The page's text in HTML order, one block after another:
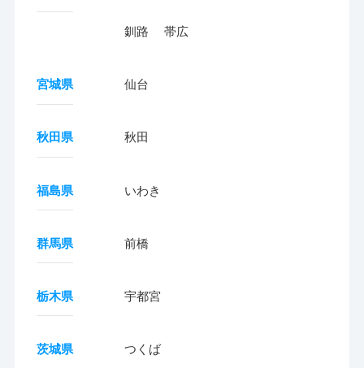
釧路 帯広
宮城県 仙台
秋田県 秋田
福島県 いわき
群馬県 前橋
栃木県 宇都宮
茨城県 つくば